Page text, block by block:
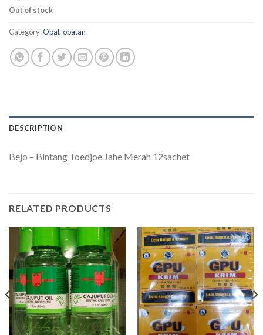
Out of stock
Category:Obat-obatan
DESCRIPTION
Bejo – Bintang Toedjoe Jahe Merah 12sachet
RELATED PRODUCTS